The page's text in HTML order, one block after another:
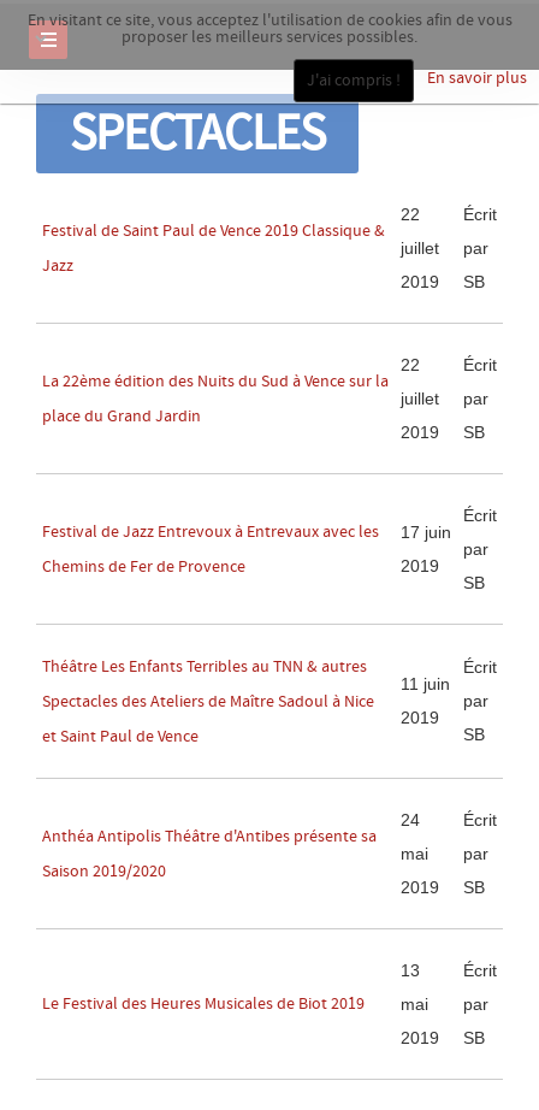
En visitant ce site, vous acceptez l'utilisation de cookies afin de vous
proposer les meilleurs services possibles.
En savoir plus
J'ai compris !
SPECTACLES
Festival de Saint Paul de Vence 2019 Classique &
Jazz
22
juillet
2019
Écrit
par
SB
La 22ème édition des Nuits du Sud à Vence sur la
place du Grand Jardin
22
juillet
2019
Écrit
par
SB
Festival de Jazz Entrevoux à Entrevaux avec les
Chemins de Fer de Provence
17 juin
2019
Écrit
par
SB
Théâtre Les Enfants Terribles au TNN & autres
Spectacles des Ateliers de Maître Sadoul à Nice
et Saint Paul de Vence
11 juin
2019
Écrit
par
SB
Anthéa Antipolis Théâtre d'Antibes présente sa
Saison 2019/2020
24
mai
2019
Écrit
par
SB
Le Festival des Heures Musicales de Biot 2019
13
mai
2019
Écrit
par
SB